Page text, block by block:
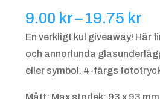
9.00 kr–19.75 kr
till
En verkligt kul giveaway! Här
och annorlunda
eller symbol. 4-färgs
Mått: Max storlek: 93 x 93